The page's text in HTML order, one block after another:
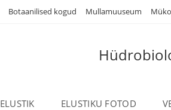
Botaanilised kogud Mullamuuseum
ELUSTIK ELUSTIKU FOTOD